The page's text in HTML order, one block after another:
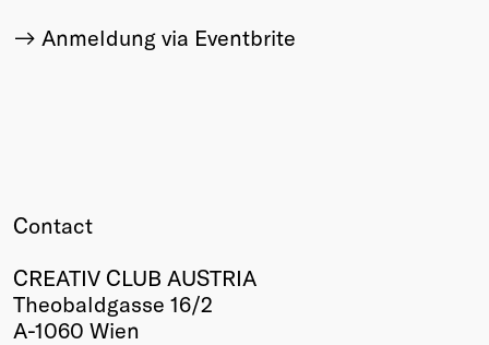
Anmeldung via Eventbrite
Contact
CREATIV CLUB AUSTRIA
Theobaldgasse 16/2
A-1060 Wien